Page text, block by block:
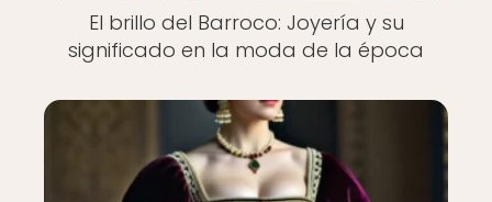
El brillo del Barroco: Joyería y su
significado en la moda de la época